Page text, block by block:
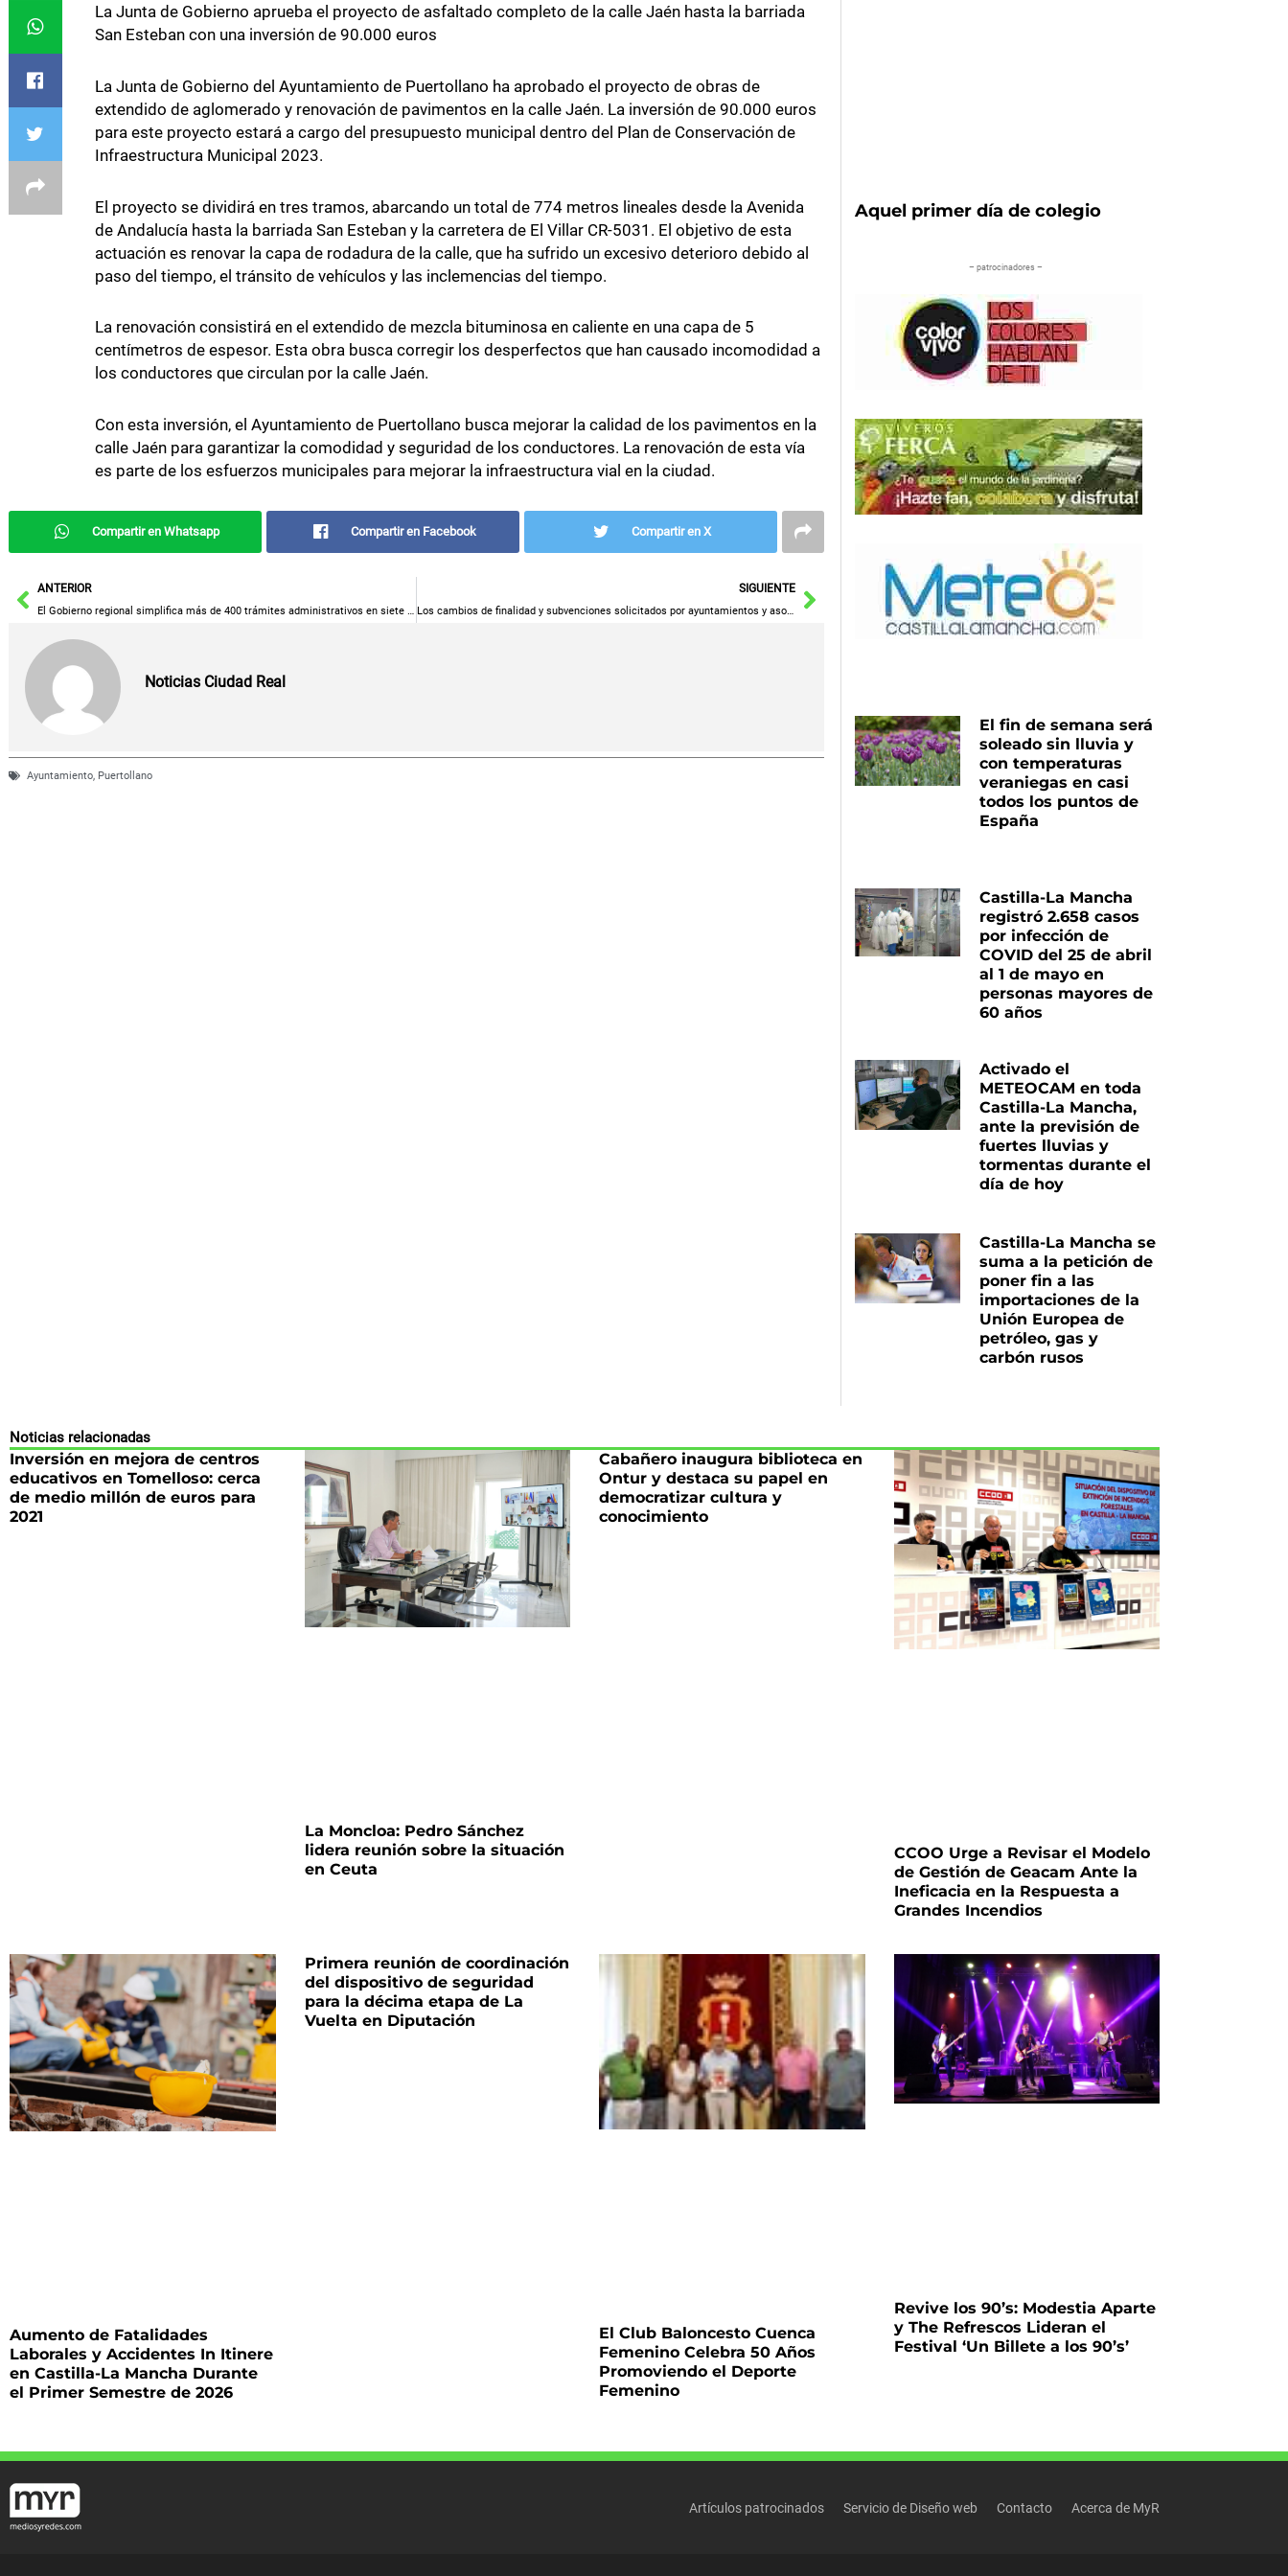
La Junta de Gobierno aprueba el proyecto de asfaltado completo de la calle Jaén hasta la barriada
San Esteban con una inversión de 90.000 euros
La Junta de Gobierno del Ayuntamiento de Puertollano ha aprobado el proyecto de obras de
extendido de aglomerado y renovación de pavimentos en la calle Jaén. La inversión de 90.000 euros
para este proyecto estará a cargo del presupuesto municipal dentro del Plan de Conservación de
Infraestructura Municipal 2023.
El proyecto se dividirá en tres tramos, abarcando un total de 774 metros lineales desde la Avenida
de Andalucía hasta la barriada San Esteban y la carretera de El Villar CR-5031. El objetivo de esta
actuación es renovar la capa de rodadura de la calle, que ha sufrido un excesivo deterioro debido al
paso del tiempo, el tránsito de vehículos y las inclemencias del tiempo.
La renovación consistirá en el extendido de mezcla bituminosa en caliente en una capa de 5
centímetros de espesor. Esta obra busca corregir los desperfectos que han causado incomodidad a
los conductores que circulan por la calle Jaén.
Con esta inversión, el Ayuntamiento de Puertollano busca mejorar la calidad de los pavimentos en la
calle Jaén para garantizar la comodidad y seguridad de los conductores. La renovación de esta vía
es parte de los esfuerzos municipales para mejorar la infraestructura vial en la ciudad.
Compartir en Whatsapp Compartir en Facebook Compartir en X
AntANTERIOR
El Gobierno regional simplifica más de 400 trámites administrativos en siete años para hacer más accesible la Administración a la ciudadanía
SIGUIENTE
Los cambios de finalidad y subvenciones solicitados por ayuntamientos y asociaciones de la provincia son aprobados por unanimidad en el Pleno.
Siguiente
Noticias Ciudad Real
Ayuntamiento, Puertollano
Aquel primer día de colegio
– patrocinadores –
El fin de semana será
soleado sin lluvia y
con temperaturas
veraniegas en casi
todos los puntos de
España
Castilla-La Mancha
registró 2.658 casos
por infección de
COVID del 25 de abril
al 1 de mayo en
personas mayores de
60 años
Activado el
METEOCAM en toda
Castilla-La Mancha,
ante la previsión de
fuertes lluvias y
tormentas durante el
día de hoy
Castilla-La Mancha se
suma a la petición de
poner fin a las
importaciones de la
Unión Europea de
petróleo, gas y
carbón rusos
Noticias relacionadas
Inversión en mejora de centros
educativos en Tomelloso: cerca
de medio millón de euros para
2021
La Moncloa: Pedro Sánchez
lidera reunión sobre la situación
en Ceuta
Cabañero inaugura biblioteca en
Ontur y destaca su papel en
democratizar cultura y
conocimiento
CCOO Urge a Revisar el Modelo
de Gestión de Geacam Ante la
Ineficacia en la Respuesta a
Grandes Incendios
Aumento de Fatalidades
Laborales y Accidentes In Itinere
en Castilla-La Mancha Durante
el Primer Semestre de 2026
Primera reunión de coordinación
del dispositivo de seguridad
para la décima etapa de La
Vuelta en Diputación
El Club Baloncesto Cuenca
Femenino Celebra 50 Años
Promoviendo el Deporte
Femenino
Revive los 90’s: Modestia Aparte
y The Refrescos Lideran el
Festival ‘Un Billete a los 90’s’
Artículos patrocinados Servicio de Diseño web Contacto Acerca de MyR